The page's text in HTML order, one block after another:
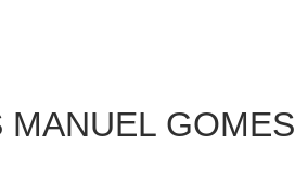
MANUEL GOMES